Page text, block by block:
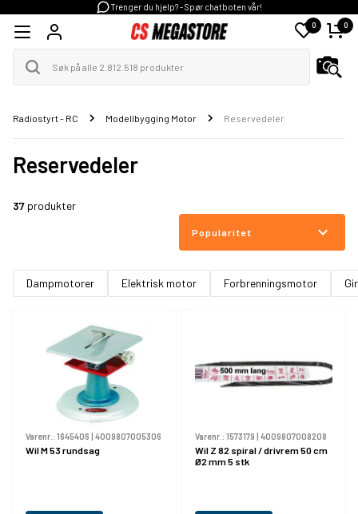
Trenger du hjelp? - Spør chatboten vår!
0 0
Radiostyrt - RC Modellbygging Motor Reservedeler
Reservedeler
37 produkter
Popularitet
Dampmotorer Elektrisk motor Forbrenningsmotor
Varenr.: 1645406 | 4009807005306
Wil M 53 rundsag
Varenr.: 1573179 | 4009807008208
Wil Z 82 spiral / drivrem 50 cm
Ø2 mm 5 stk